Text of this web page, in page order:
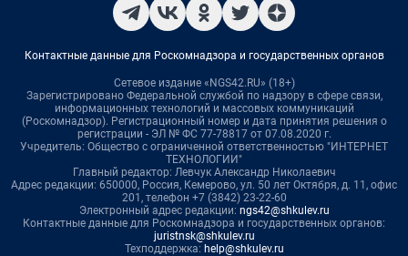
Контактные данные для Роскомнадзора и государственных органов
Сетевое издание «NGS42.RU» (18+)
Зарегистрировано Федеральной службой по надзору в сфере связи,
информационных технологий и массовых коммуникаций
(Роскомнадзор). Регистрационный номер и дата принятия решения о
регистрации - ЭЛ № ФС 77-78817 от 07.08.2020 г.
Учредитель: Общество с ограниченной ответственностью "ИНТЕРНЕТ
ТЕХНОЛОГИИ"
Главный редактор: Левчук Александр Николаевич
Адрес редакции: 650000, Россия, Кемерово, ул. 50 лет Октября, д. 11, офис
201, телефон +7 (3842) 23-22-60
Электронный адрес редакции: ngs42@shkulev.ru
Контактные данные для Роскомнадзора и государственных органов:
juristnsk@shkulev.ru
Техподдержка: help@shkulev.ru